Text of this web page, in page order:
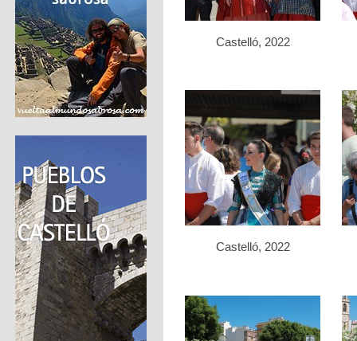
Castelló, 2022
Castelló, 2022